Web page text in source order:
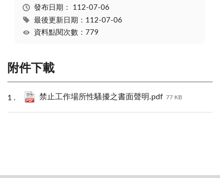
發布日期： 112-07-06
最後更新日期：112-07-06
資料點閱次數：779
附件下載
禁止工作場所性騷擾之書面聲明.pdf 77 KB